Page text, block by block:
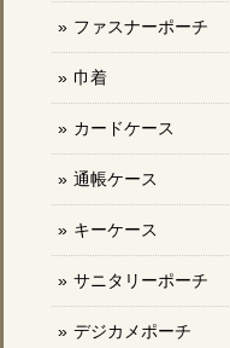
ファスナーポーチ
巾着
カードケース
通帳ケース
キーケース
サニタリーポーチ
デジカメポーチ